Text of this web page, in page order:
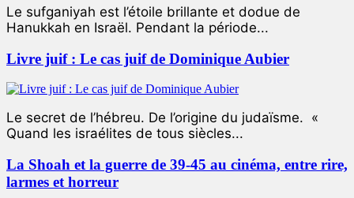
Le sufganiyah est l’étoile brillante et dodue de
Hanukkah en Israël. Pendant la période...
Livre juif : Le cas juif de Dominique Aubier
Le secret de l’hébreu. De l’origine du judaïsme. «
Quand les israélites de tous siècles...
La Shoah et la guerre de 39-45 au cinéma, entre rire,
larmes et horreur